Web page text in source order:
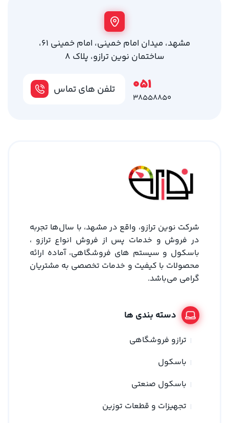
مشهد، میدان امام خمینی، امام خمینی 61،
ساختمان نوین ترازو، پلاک 8
تلفن های تماس 051
38558850
شرکت نوین ترازو، واقع در مشهد، با سال‌ها تجربه
در فروش و خدمات پس از فروش انواع ترازو ،
باسکول و سیستم های فروشگاهی، آماده ارائه
محصولات با کیفیت و خدمات تخصصی به مشتریان
گرامی می‌باشد.
دسته بندی ها
ترازو فروشگاهی
باسکول
باسکول صنعتی
تجهیزات و قطعات توزین